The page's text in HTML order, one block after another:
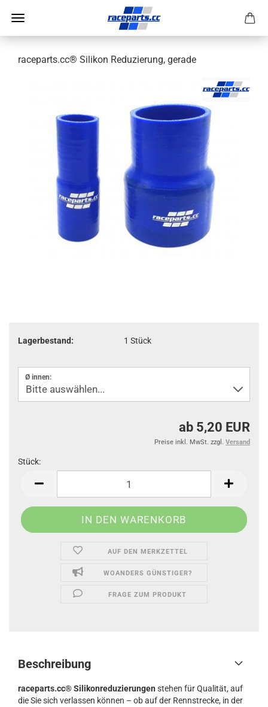
raceparts.cc® Silikon Reduzierung, gerade
Lagerbestand: 1 Stück
Ø innen:
ab 5,20 EUR
Preise inkl. MwSt. zzgl. Versand
Stück:
AUF DEN MERKZETTEL
WOANDERS GÜNSTIGER?
FRAGE ZUM PRODUKT
Beschreibung
raceparts.cc® Silikonreduzierungen stehen für Qualität, auf
die Sie sich verlassen können – ob auf der Rennstrecke, in der